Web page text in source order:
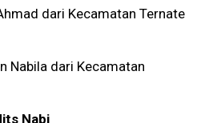
dari Kecamatan Ternate
Nabila dari Kecamatan
Nabi